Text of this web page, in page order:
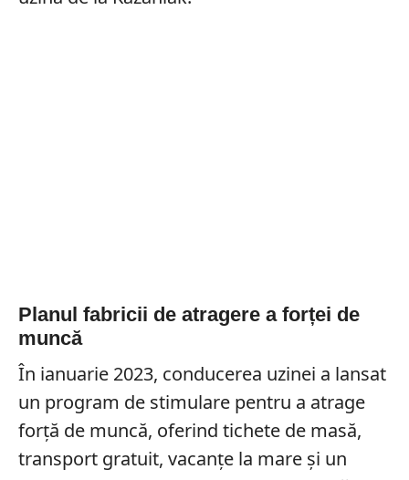
Planul fabricii de atragere a forței de
muncă
În ianuarie 2023, conducerea uzinei a lansat
un program de stimulare pentru a atrage
forță de muncă, oferind tichete de masă,
transport gratuit, vacanțe la mare și un